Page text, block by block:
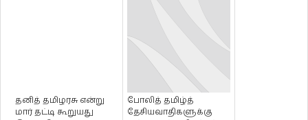
தனித் தமிழரசு என்று
மார் தட்டி கூறுயது
போலித் தமிழ்த்
தேசியவாதிகளுக்கு